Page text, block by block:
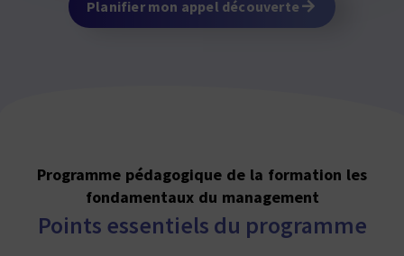
Planifier mon appel découverte
Programme pédagogique de la formation les
fondamentaux du management
Points essentiels du programme